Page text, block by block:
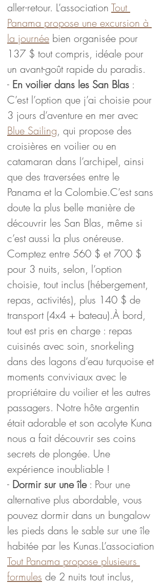
aller-retour. L’association Tout
Panama propose une excursion à
la journée bien organisée pour
137 $ tout compris, idéale pour
un avant-goût rapide du paradis.
- En voilier dans les San Blas :
C’est l’option que j’ai choisie pour
3 jours d’aventure en mer avec
Blue Sailing, qui propose des
croisières en voilier ou en
catamaran dans l’archipel, ainsi
que des traversées entre le
Panama et la Colombie.C’est sans
doute la plus belle manière de
découvrir les San Blas, même si
c’est aussi la plus onéreuse.
Comptez entre 560 $ et 700 $
pour 3 nuits, selon, l’option
choisie, tout inclus (hébergement,
repas, activités), plus 140 $ de
transport (4x4 + bateau).À bord,
tout est pris en charge : repas
cuisinés avec soin, snorkeling
dans des lagons d’eau turquoise et
moments conviviaux avec le
propriétaire du voilier et les autres
passagers. Notre hôte argentin
était adorable et son acolyte Kuna
nous a fait découvrir ses coins
secrets de plongée. Une
expérience inoubliable !
- Dormir sur une île : Pour une
alternative plus abordable, vous
pouvez dormir dans un bungalow
les pieds dans le sable sur une île
habitée par les Kunas.L’association
Tout Panama propose plusieurs
formules de 2 nuits tout inclus,